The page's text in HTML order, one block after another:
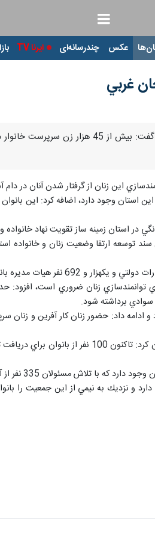
عکس چندرسانه‌ای ایرنا TV
اروميه- ايرنا- مديركل امور بانوان و خانواده
اين زنان از گرفتار شدن آنان در
و 31 بانوي كارآفرين ملي در سطح اين استان وجود
در استان زمينه ساز تقويت نهاد
سند توسعه ارتقا وضعيت زنان و
سوادي برداشته شود.
ادامه داد: حضور زنان كار آفرين و زنان
غربي بيش از سه ميليون و 200 هزار نفر جمعيت دارد و